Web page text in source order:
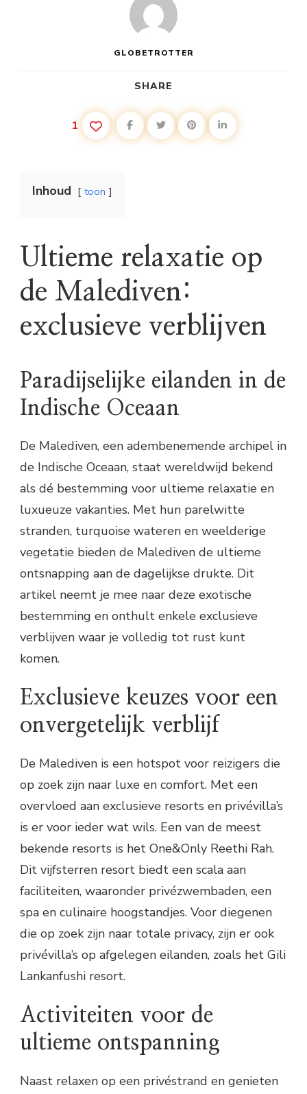
GLOBETROTTER
SHARE
1
Inhoud toon
Ultieme relaxatie op
de Malediven:
exclusieve verblijven
Paradijselijke eilanden in de
Indische Oceaan
De Malediven, een adembenemende archipel in
de Indische Oceaan, staat wereldwijd bekend
als dé bestemming voor ultieme relaxatie en
luxueuze vakanties. Met hun parelwitte
stranden, turquoise wateren en weelderige
vegetatie bieden de Malediven de ultieme
ontsnapping aan de dagelijkse drukte. Dit
artikel neemt je mee naar deze exotische
bestemming en onthult enkele exclusieve
verblijven waar je volledig tot rust kunt
komen.
Exclusieve keuzes voor een
onvergetelijk verblijf
De Malediven is een hotspot voor reizigers die
op zoek zijn naar luxe en comfort. Met een
overvloed aan exclusieve resorts en privévilla’s
is er voor ieder wat wils. Een van de meest
bekende resorts is het One&Only Reethi Rah.
Dit vijfsterren resort biedt een scala aan
faciliteiten, waaronder privézwembaden, een
spa en culinaire hoogstandjes. Voor diegenen
die op zoek zijn naar totale privacy, zijn er ook
privévilla’s op afgelegen eilanden, zoals het Gili
Lankanfushi resort.
Activiteiten voor de
ultieme ontspanning
Naast relaxen op een privéstrand en genieten